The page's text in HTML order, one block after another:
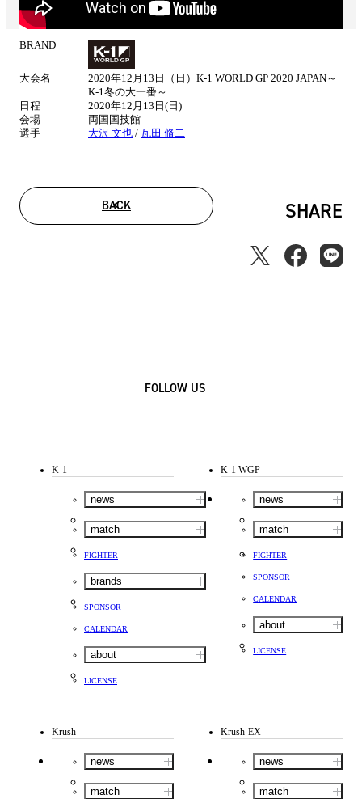
BRAND
大会名
2020年12月13日（日）K-1 WORLD GP 2020 JAPAN～
K-1冬の大一番～
日程
2020年12月13日(日)
会場
両国国技館
選手
大沢 文也 / 瓦田 脩二
BACK SHARE
FOLLOW US
K-1
news
match
FIGHTER
brands
SPONSOR
CALENDAR
about
LICENSE
K-1 WGP
news
match
FIGHTER
SPONSOR
CALENDAR
about
LICENSE
Krush
news
match
Krush-EX
news
match